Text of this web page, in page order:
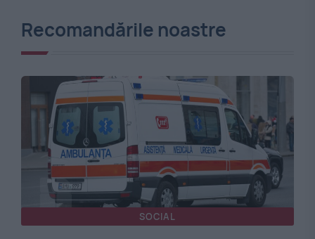
Recomandările noastre
SOCIAL